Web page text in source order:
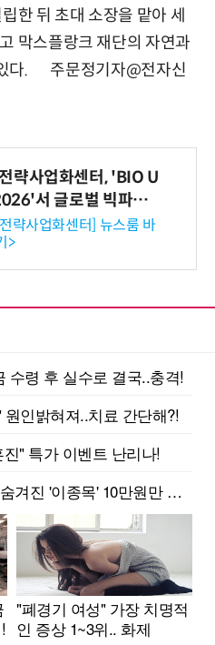
한 뒤 초대 소장을 맡아 세
막스플랑크 재단의 자연과
다. 주문정기자@전자신
략사업화센터, 'BIO U
서 글로벌 빅파마
비즈니스 미팅 지원…K
해외 진출 교두보 확
략사업화센터] 뉴스룸 바
>